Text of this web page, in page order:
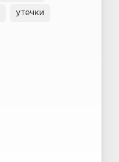
утечки